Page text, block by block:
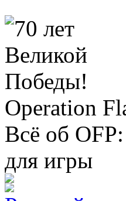
Operation
Всё об
для игры